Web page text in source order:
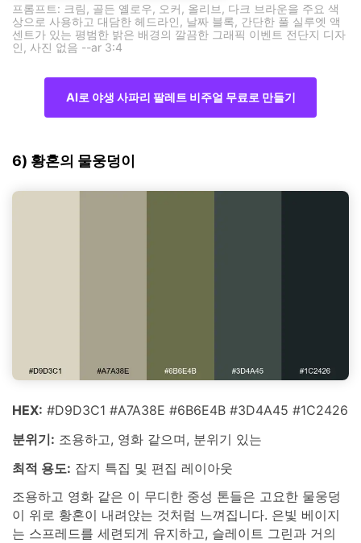
프롬프트: 크림, 골든 옐로우, 오커, 올리브, 다크 브라운을 주요 색
상으로 사용하고 대담한 헤드라인, 날짜 블록, 간단한 풀 실루엣 액
센트가 있는 평범한 밝은 배경의 깔끔한 그래픽 이벤트 전단지 디자
인, 사진 없음 --ar 3:4
AI로 야생 사파리 팔레트 비주얼 무료로 만들기
6) 황혼의 물웅덩이
HEX: #D9D3C1 #A7A38E #6B6E4B #3D4A45 #1C2426
분위기: 조용하고, 영화 같으며, 분위기 있는
최적 용도: 잡지 특집 및 편집 레이아웃
조용하고 영화 같은 이 무디한 중성 톤들은 고요한 물웅덩
이 위로 황혼이 내려앉는 것처럼 느껴집니다. 은빛 베이지
는 스프레드를 세련되게 유지하고, 슬레이트 그린과 거의